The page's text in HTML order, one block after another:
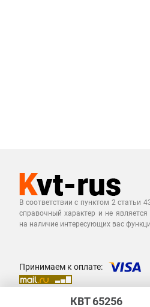
В соответствии с пунктом 2
справочный характер и не
на наличие интересующих вас
Принимаем к оплате:
КВТ 65256